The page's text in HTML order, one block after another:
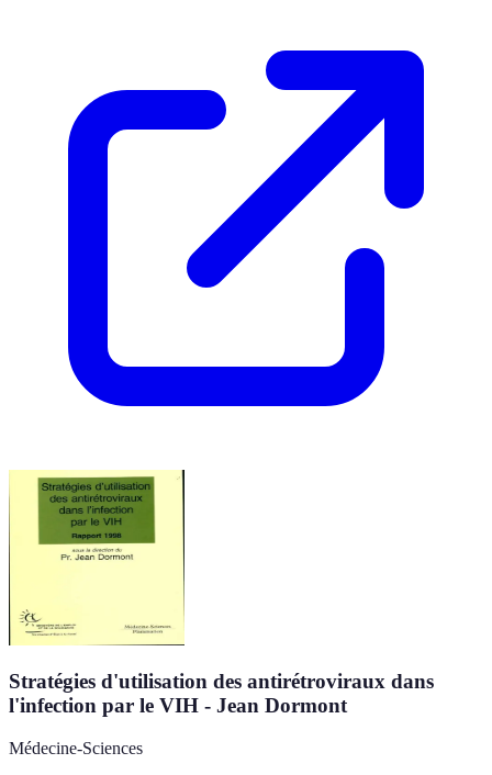
Stratégies d'utilisation des antirétroviraux dans
l'infection par le VIH - Jean Dormont
Médecine-Sciences